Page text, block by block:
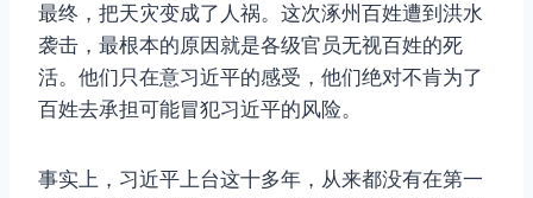
最终，把天灾变成了人祸。这次涿州百姓遭到洪水
袭击，最根本的原因就是各级官员无视百姓的死
活。他们只在意习近平的感受，他们绝对不肯为了
百姓去承担可能冒犯习近平的风险。
事实上，习近平上台这十多年，从来都没有在第一